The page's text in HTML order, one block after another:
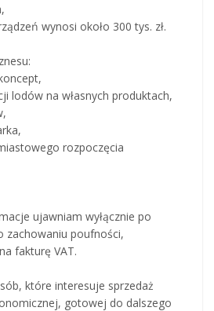
wynosi około 300 tys. zł.
lodów na własnych produktach,
rozpoczęcia
ujawniam wyłącznie po
zachowaniu poufności,
fakturę VAT.
które interesuje sprzedaż
gotowej do dalszego